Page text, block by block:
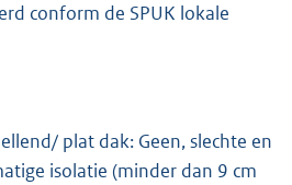
conform de SPUK lokale
plat dak: Geen, slechte en
isolatie (minder dan 9 cm